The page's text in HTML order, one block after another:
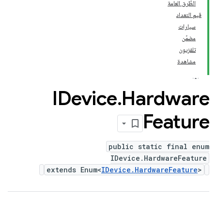
الطُرق العامة
قيم التعداد
سيارات
مضمّن
تلفزيون
مشاهدة
IDevice.Hardware
Feature
public static final enum
IDevice.HardwareFeature
extends Enum<IDevice.HardwareFeature>